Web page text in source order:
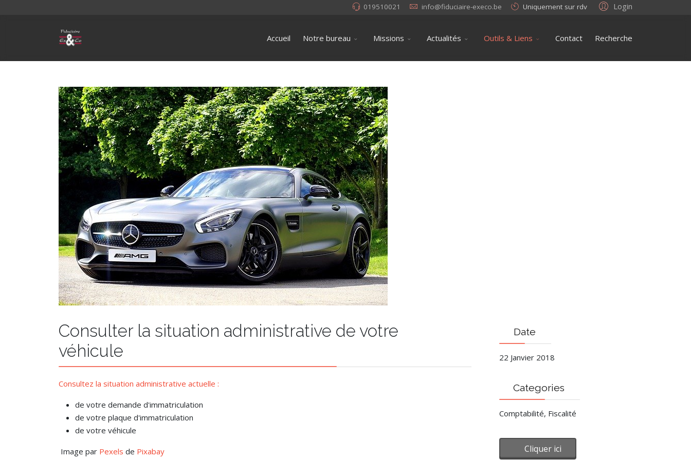
Login
019510021 info@fiduciaire-execo.be Uniquement sur rdv
Accueil Notre bureau Missions Actualités Outils & Liens Contact Recherche
Consulter la situation administrative de votre
véhicule
Consultez la situation administrative actuelle :
de votre demande d'immatriculation
de votre plaque d'immatriculation
de votre véhicule
Image par Pexels de Pixabay
Date
22 Janvier 2018
Categories
Comptabilité, Fiscalité
Cliquer ici